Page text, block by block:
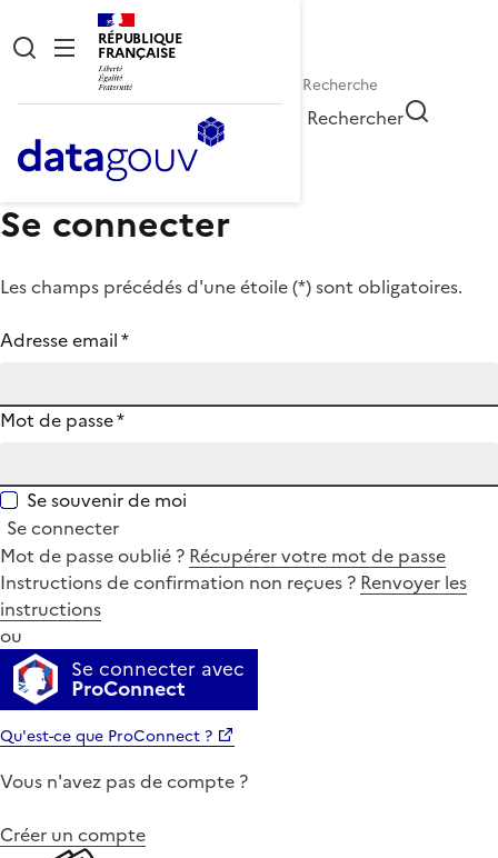
RÉPUBLIQUE
FRANÇAISE
Rechercher
Se connecter
Les champs précédés d'une étoile (*) sont obligatoires.
Adresse email*
Mot de passe*
Se souvenir de moi
Se connecter
Mot de passe oublié ? Récupérer votre mot de passe
Instructions de confirmation non reçues ? Renvoyer les
instructions
ou
Se connecter avec
ProConnect
Qu'est-ce que ProConnect ?
Vous n'avez pas de compte ?
Créer un compte